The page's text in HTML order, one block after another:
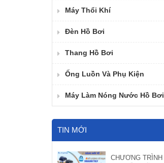
Máy Thổi Khí
Đèn Hồ Bơi
Thang Hồ Bơi
Ống Luồn Và Phụ Kiện
Máy Làm Nóng Nước Hồ Bơi
TIN MỚI
CHƯƠNG TRÌNH